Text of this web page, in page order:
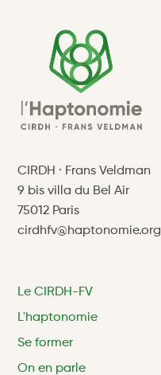
CIRDH · Frans Veldman
9 bis villa du Bel Air
75012 Paris
cirdhfv@haptonomie.org
Le CIRDH-FV
L'haptonomie
Se former
On en parle